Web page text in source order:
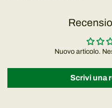
Nuovo articolo.
Scrivi una